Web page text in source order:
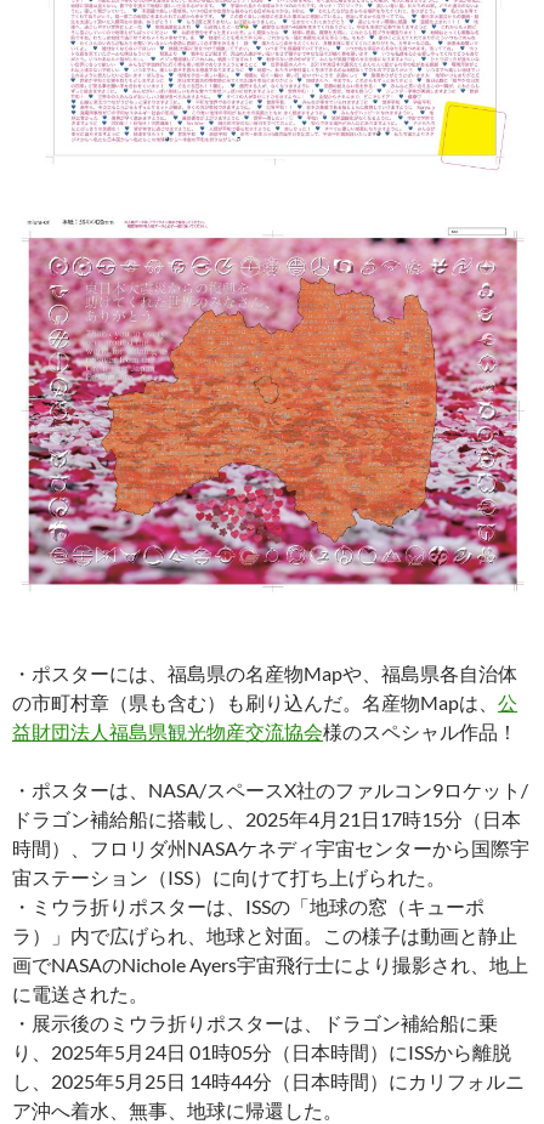
・ポスターには、福島県の名産物Mapや、福島県各自治体
の市町村章（県も含む）も刷り込んだ。名産物Mapは、 公
益財団法人福島県観光物産交流協会様のスペシャル作品！
・ポスターは、NASA/スペースX社のファルコン9ロケット/
ドラゴン補給船に搭載し、2025年4月21日17時15分（日本
時間）、フロリダ州NASAケネディ宇宙センターから国際宇
宙ステーション（ISS）に向けて打ち上げられた。
・ミウラ折りポスターは、ISSの「地球の窓（キューポ
ラ）」内で広げられ、地球と対面。この様子は動画と静止
画でNASAのNichole Ayers宇宙飛行士により撮影され、地上
に電送された。
・展示後のミウラ折りポスターは、ドラゴン補給船に乗
り、2025年5月24日 01時05分（日本時間）にISSから離脱
し、2025年5月25日 14時44分（日本時間）にカリフォルニ
ア沖へ着水、無事、地球に帰還した。